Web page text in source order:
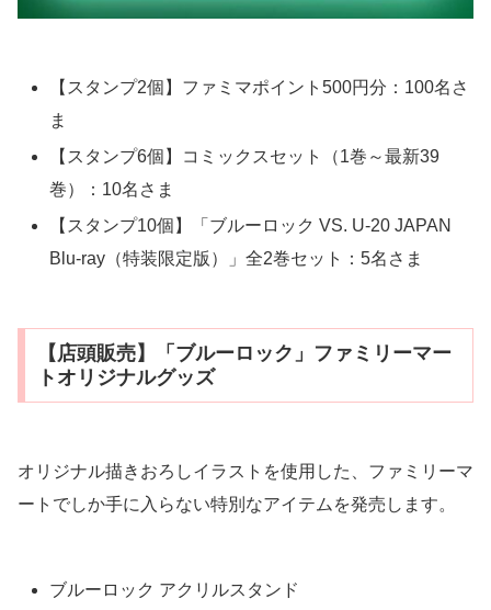
【スタンプ2個】ファミマポイント500円分：100名さ
ま
【スタンプ6個】コミックスセット（1巻～最新39
巻）：10名さま
【スタンプ10個】「ブルーロック VS. U-20 JAPAN
Blu-ray（特装限定版）」全2巻セット：5名さま
【店頭販売】「ブルーロック」ファミリーマー
トオリジナルグッズ
オリジナル描きおろしイラストを使用した、ファミリーマ
ートでしか手に入らない特別なアイテムを発売します。
ブルーロック アクリルスタンド